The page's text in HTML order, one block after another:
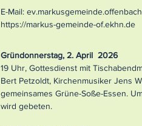
E-Mail:
https://markus-gemeinde-of.ekhn.de
Gründonnerstag, 2. April 2026
19 Uhr, Gottesdienst mit
Bert Petzoldt, Kirchenmusiker Jens
gemeinsames Grüne-Soße-Essen.
wird gebeten.